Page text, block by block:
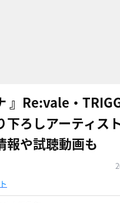
』Re:vale・
下ろしアーティス
報や試聴動画も